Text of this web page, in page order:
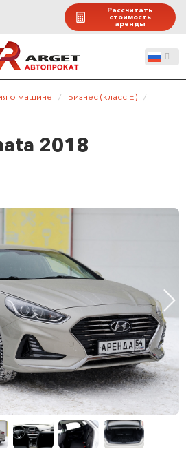
Рассчитать
стоимость
аренды
о машине / Бизнес (класс E)
/
2018